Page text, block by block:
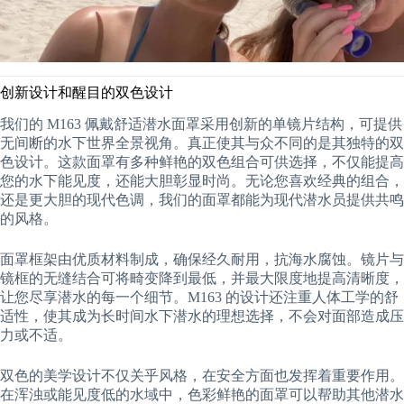
创新设计和醒目的双色设计
我们的 M163 佩戴舒适潜水面罩采用创新的单镜片结构，可提供
无间断的水下世界全景视角。真正使其与众不同的是其独特的双
色设计。这款面罩有多种鲜艳的双色组合可供选择，不仅能提高
您的水下能见度，还能大胆彰显时尚。无论您喜欢经典的组合，
还是更大胆的现代色调，我们的面罩都能为现代潜水员提供共鸣
的风格。
面罩框架由优质材料制成，确保经久耐用，抗海水腐蚀。镜片与
镜框的无缝结合可将畸变降到最低，并最大限度地提高清晰度，
让您尽享潜水的每一个细节。M163 的设计还注重人体工学的舒
适性，使其成为长时间水下潜水的理想选择，不会对面部造成压
力或不适。
双色的美学设计不仅关乎风格，在安全方面也发挥着重要作用。
在浑浊或能见度低的水域中，色彩鲜艳的面罩可以帮助其他潜水